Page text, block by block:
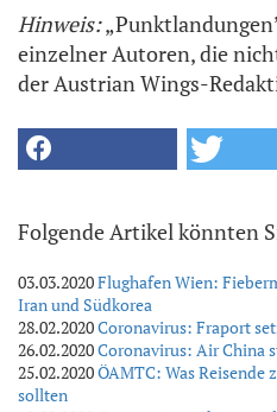
Hinweis:
einzelner Autoren, die
der Austrian Wings-
Folgende Artikel könnten
03.03.2020Flughafen Wien:
Iran und Südkorea
28.02.2020Coronavirus: Fraport
26.02.2020Coronavirus: Air China
25.02.2020ÖAMTC: Was
sollten